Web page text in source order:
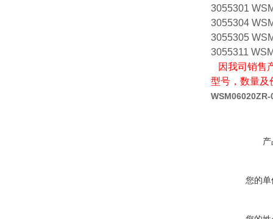
3055301
3055304
3055305
3055311
因我司销售
型号，数量及
您的